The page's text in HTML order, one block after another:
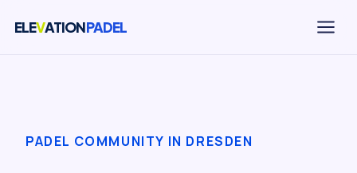
ELEVATIONPADEL
PADEL COMMUNITY IN DRESDEN